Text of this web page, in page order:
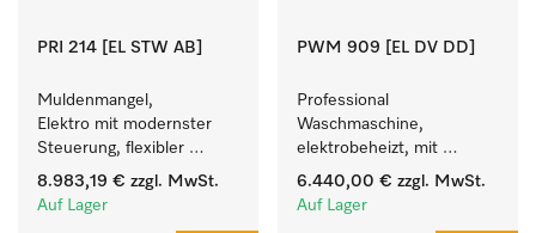
PRI 214 [EL STW AB]
Muldenmangel,
Elektro mit modernster
Steuerung, flexibler
Bedienhöhe und
Ablagestange.
8.983,19 € zzgl. MwSt.
Auf Lager
PWM 909 [EL DV DD]
Professional
Waschmaschine,
elektrobeheizt, mit
Ablaufventil und
Waschmitteleinspülkasten,
6.440,00 € zzgl. MwSt.
Auf Lager